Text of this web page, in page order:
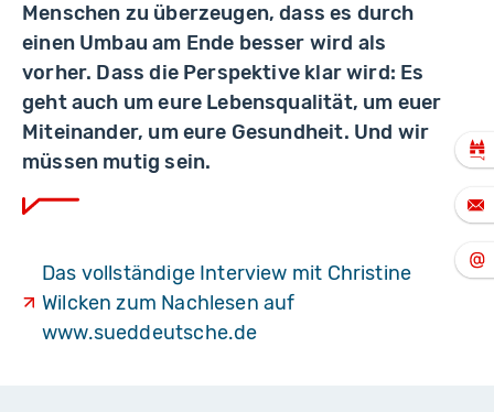
Menschen zu überzeugen, dass es durch
einen Umbau am Ende besser wird als
vorher. Dass die Perspektive klar wird: Es
geht auch um eure Lebensqualität, um euer
Miteinander, um eure Gesundheit. Und wir
müssen mutig sein.
Das vollständige Interview mit Christine
Wilcken zum Nachlesen auf
www.sueddeutsche.de